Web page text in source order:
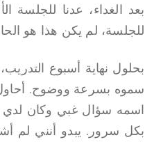
بعد الغداء، عدنا للجلسة
للجلسة، لم يكن هذا هو
بحلول نهاية أسبوع
سموه بسرعة ووضوح.
اسمه سؤال غبي وكان لدي
بكل سرور. يبدو أنني لم